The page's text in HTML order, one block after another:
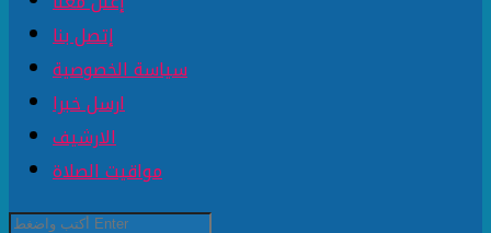
إتصل بنا
سياسة الخصوصية
ارسل خبرا
الارشيف
مواقيت الصلاة